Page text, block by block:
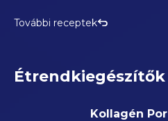
További receptek
Étrendkiegészítők
Kollagén Por